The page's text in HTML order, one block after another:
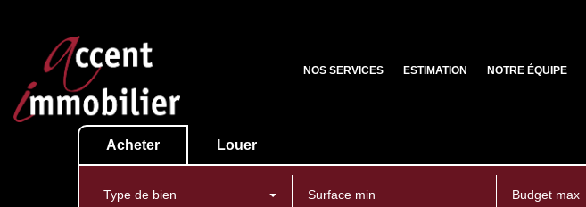
NOS SERVICES ESTIMATION NOTRE ÉQUIPE
Acheter Louer
Type de bien